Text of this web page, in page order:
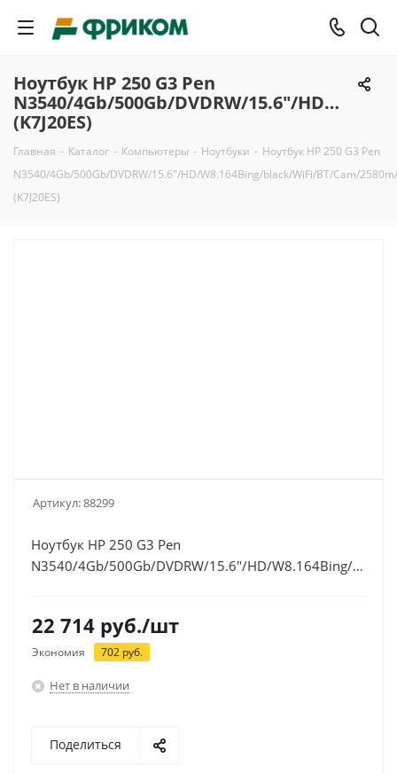
Ноутбук HP 250 G3 Pen
N3540/4Gb/500Gb/DVDRW/15.6"/HD/
(K7J20ES)
Главная - Каталог - Компьютеры - Ноутбуки - Ноутбук HP 250 G3 Pen
N3540/4Gb/500Gb/DVDRW/15.6"/HD/W8.164Bing/black/WiFi/BT/Cam/
(K7J20ES)
Артикул:88299
Ноутбук HP 250 G3 Pen
N3540/4Gb/500Gb/DVDRW/15.6"/HD/W8.164Bing/black/
22 714 руб./шт
Экономия 702 руб.
Нет в наличии
Поделиться